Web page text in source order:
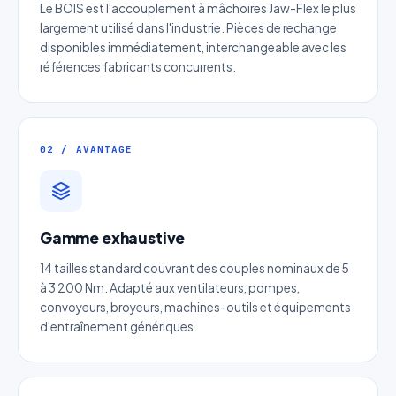
Le BOIS est l'accouplement à mâchoires Jaw-Flex le plus
largement utilisé dans l'industrie. Pièces de rechange
disponibles immédiatement, interchangeable avec les
références fabricants concurrents.
02 / AVANTAGE
Gamme exhaustive
14 tailles standard couvrant des couples nominaux de 5
à 3 200 Nm. Adapté aux ventilateurs, pompes,
convoyeurs, broyeurs, machines-outils et équipements
d'entraînement génériques.
convoyage papier et bois
Réponse sous 24h — Sans engagement
Nom complet *
Entreprise